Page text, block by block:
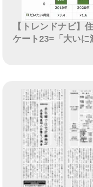
【トレンドナビ】
ケート23=「大いに